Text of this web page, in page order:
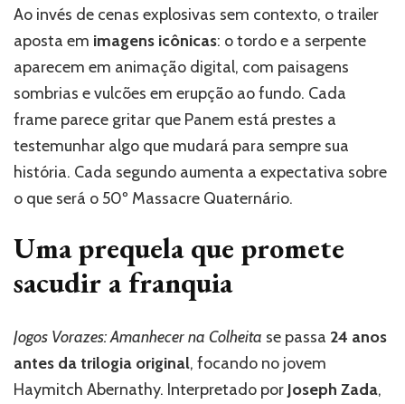
Ao invés de cenas explosivas sem contexto, o trailer
aposta em imagens icônicas: o tordo e a serpente
aparecem em animação digital, com paisagens
sombrias e vulcões em erupção ao fundo. Cada
frame parece gritar que Panem está prestes a
testemunhar algo que mudará para sempre sua
história. Cada segundo aumenta a expectativa sobre
o que será o 50º Massacre Quaternário.
Uma prequela que promete
sacudir a franquia
Jogos Vorazes: Amanhecer na Colheita se passa 24 anos
antes da trilogia original, focando no jovem
Haymitch Abernathy. Interpretado por Joseph Zada,